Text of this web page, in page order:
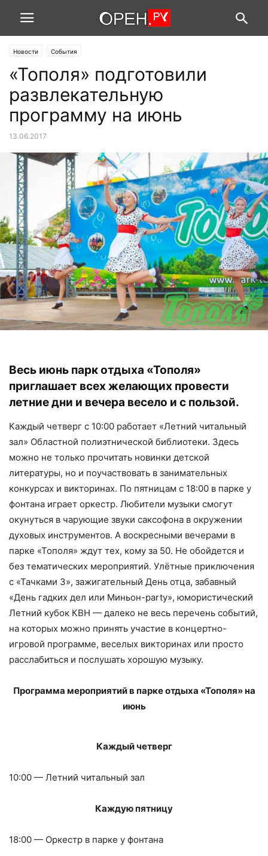
Новости События
«Тополя» подготовили
развлекательную
программу на июнь
13.06.2017
Весь июнь парк отдыха «Тополя»
приглашает всех желающих провести
летние дни и вечера весело и с пользой.
Каждый четверг с 10:00 работает «Летний читальный
зал» Областной полиэтнической библиотеки. Здесь
можно не только прочитать новинки детской
литературы, но и поучаствовать в занимательных
конкурсах и викторинах. По пятницам с 18:00 в парке у
фонтана играет оркестр. Любители музыки смогут
окунуться в чарующие звуки саксофона в окружении
духовых инструментов. А воскресными вечерами в
парке «Тополя» ждут тех, кому за 50. Не обойдется и
без тематических мероприятий. Улётные приключения
с «Тачками 3», зажигательный День отца, забавный
«День гадких дел или Миньон-party», юмористический
Летний кубок КВН — далеко не весь перечень событий,
на которых можно принять участие в концертно-
игровой программе, веселых викторинах или просто
расслабиться и послушать хорошую музыку.
Программа мероприятий в парке отдыха «Тополя» на
июнь
Каждый четверг
10:00 — Летний читальный зал
Каждую пятницу
18:00 — Оркестр в парке у фонтана